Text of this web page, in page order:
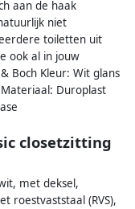
aan de haak
niet
toiletten uit
ook al in jouw
Boch Kleur: Wit glans
Duroplast
closetzitting
met deksel,
roestvaststaal (RVS),